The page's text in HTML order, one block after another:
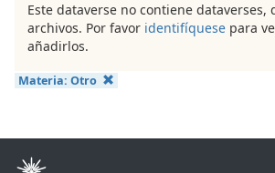
Este dataverse no contiene dataverses,
archivos. Por favor identifíquese para
añadirlos.
Materia: Otro